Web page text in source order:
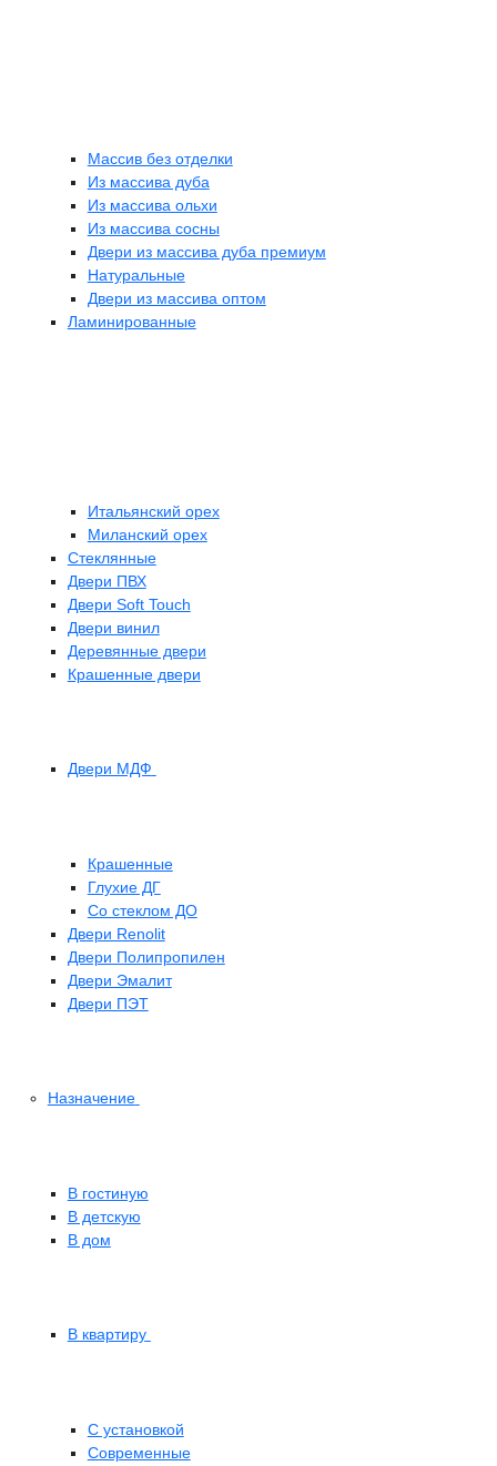
Массив без отделки
Из массива дуба
Из массива ольхи
Из массива сосны
Двери из массива дуба премиум
Натуральные
Двери из массива оптом
Ламинированные
Итальянский орех
Миланский орех
Стеклянные
Двери ПВХ
Двери Soft Touch
Двери винил
Деревянные двери
Крашенные двери
Двери МДФ
Крашенные
Глухие ДГ
Со стеклом ДО
Двери Renolit
Двери Полипропилен
Двери Эмалит
Двери ПЭТ
Назначение
В гостиную
В детскую
В дом
В квартиру
С установкой
Современные